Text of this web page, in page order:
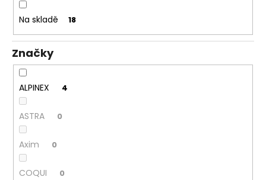
k
ů
Na skladě 18
Značky
ALPINEX 4
ASTRA 0
Axim 0
COQUI 0
a
j
í
t
?